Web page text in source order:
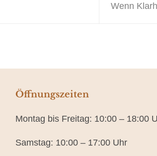
Wenn
Öffnungszeiten
Montag bis Freitag: 10:00 – 18:00
Samstag: 10:00 – 17:00 Uhr